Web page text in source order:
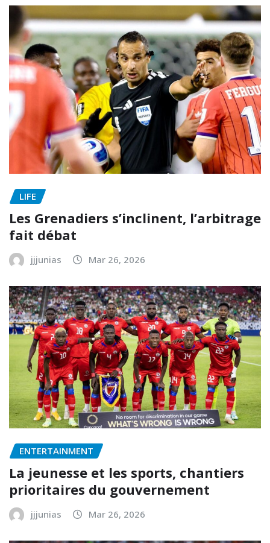
LIFE
Les Grenadiers s’inclinent, l’arbitrage
fait débat
jjjunias Mar 26, 2026
ENTERTAINMENT
La jeunesse et les sports, chantiers
prioritaires du gouvernement
jjjunias Mar 26, 2026